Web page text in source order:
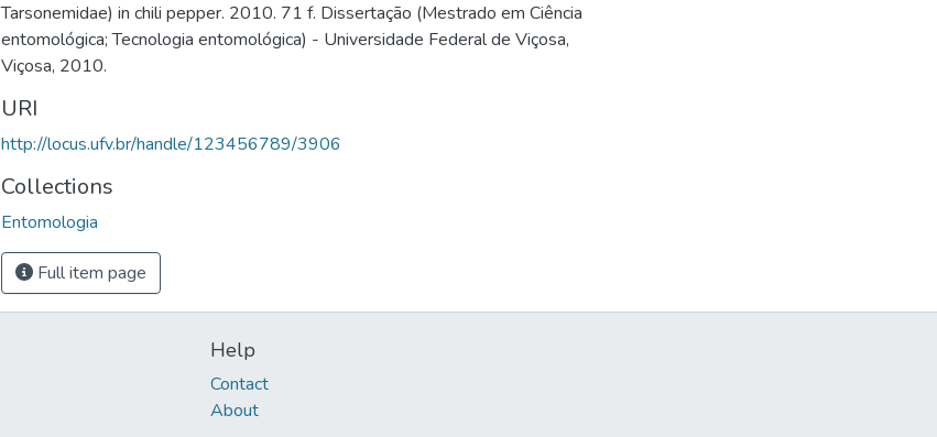
Tarsonemidae) in chili pepper. 2010. 71 f. Dissertação (Mestrado em Ciência
entomológica; Tecnologia entomológica) - Universidade Federal de Viçosa,
Viçosa, 2010.
URI
http://locus.ufv.br/handle/123456789/3906
Collections
Entomologia
Full item page
Help
Contact
About